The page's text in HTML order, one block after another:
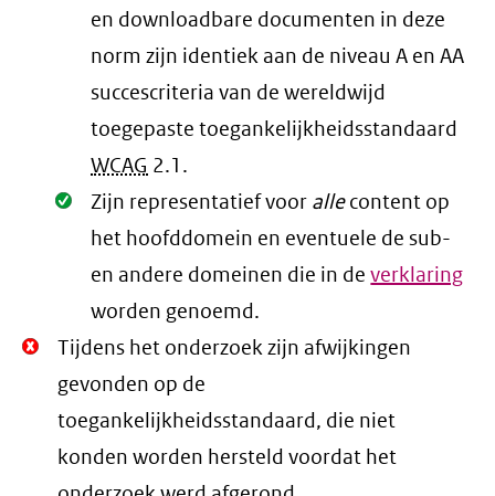
en downloadbare documenten in deze
norm zijn identiek aan de niveau A en AA
succescriteria van de wereldwijd
toegepaste toegankelijkheidsstandaard
WCAG 2.1 .
Oké.
Zijn representatief voor allecontent op
het hoofddomein en eventuele de sub-
en andere domeinen die in deverklaring
worden genoemd.
Niet
Oké.
Tijdens het onderzoek zijn afwijkingen
gevonden op de
toegankelijkheidsstandaard, die niet
konden worden hersteld voordat het